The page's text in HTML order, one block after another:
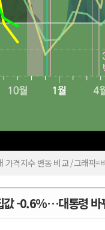
가격지수 변동 비교 /그래픽=
값 -0.6%…대통령